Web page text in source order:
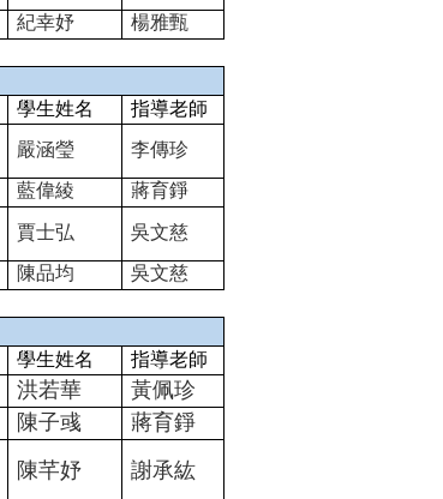
紀幸妤 楊雅甄
學生姓名
指導老師
嚴涵瑩 李傳珍
藍偉綾 蔣育錚
賈士弘 吳文慈
陳品均 吳文慈
學生姓名
指導老師
洪若華 黃佩珍
陳子彧 蔣育錚
陳芊妤 謝承紘